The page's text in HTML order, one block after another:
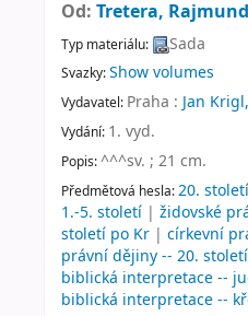
Od: Tretera,
Typ materiálu: Sada
Svazky:Show volumes
Vydavatel: Praha : Jan Krigl,
Vydání: 1. vyd.
Popis:^^^sv. ; 21 cm.
Předmětová hesla: 20.
1.-5. století | židovské
století po Kr | církevní
právní dějiny -- 20.
biblická interpretace --
biblická interpretace --